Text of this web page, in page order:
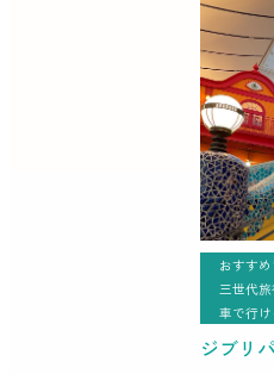
おすす
三世代旅
車で行け
ジブリ